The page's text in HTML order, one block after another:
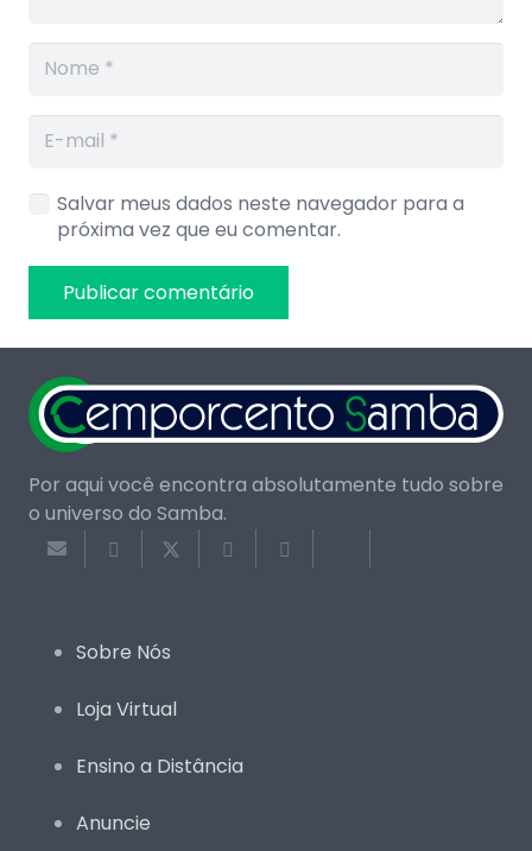
Salvar meus dados neste navegador para a
próxima vez que eu comentar.
Publicar comentário
Por aqui você encontra absolutamente tudo sobre
o universo do Samba.
Sobre Nós
Loja Virtual
Ensino a Distância
Anuncie